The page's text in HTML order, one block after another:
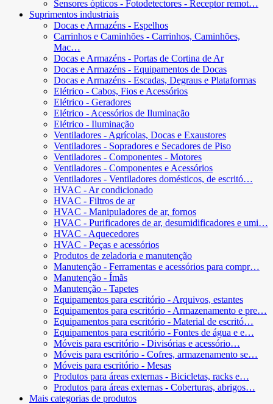
Sensores ópticos - Fotodetectores - Receptor remot…
Suprimentos industriais
Docas e Armazéns - Espelhos
Carrinhos e Caminhões - Carrinhos, Caminhões,
Mac…
Docas e Armazéns - Portas de Cortina de Ar
Docas e Armazéns - Equipamentos de Docas
Docas e Armazéns - Escadas, Degraus e Plataformas
Elétrico - Cabos, Fios e Acessórios
Elétrico - Geradores
Elétrico - Acessórios de Iluminação
Elétrico - Iluminação
Ventiladores - Agrícolas, Docas e Exaustores
Ventiladores - Sopradores e Secadores de Piso
Ventiladores - Componentes - Motores
Ventiladores - Componentes e Acessórios
Ventiladores - Ventiladores domésticos, de escritó…
HVAC - Ar condicionado
HVAC - Filtros de ar
HVAC - Manipuladores de ar, fornos
HVAC - Purificadores de ar, desumidificadores e umi…
HVAC - Aquecedores
HVAC - Peças e acessórios
Produtos de zeladoria e manutenção
Manutenção - Ferramentas e acessórios para compr…
Manutenção - Ímãs
Manutenção - Tapetes
Equipamentos para escritório - Arquivos, estantes
Equipamentos para escritório - Armazenamento e pre…
Equipamentos para escritório - Material de escritó…
Equipamentos para escritório - Fontes de água e e…
Móveis para escritório - Divisórias e acessório…
Móveis para escritório - Cofres, armazenamento se…
Móveis para escritório - Mesas
Produtos para áreas externas - Bicicletas, racks e…
Produtos para áreas externas - Coberturas, abrigos…
Mais categorias de produtos